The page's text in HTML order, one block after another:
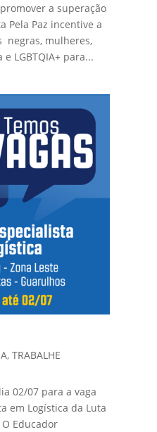
a superação
Pela Paz incentive a
negras, mulheres,
LGBTQIA+ para...
,TRABALHE
02/07 para a vaga
em Logística da Luta
O Educador